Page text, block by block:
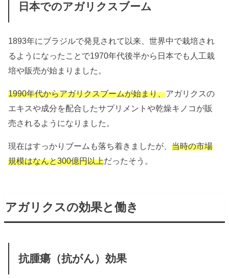
日本でのアガリクスブーム
1893年にブラジルで発見されて以来、世界中で栽培され
るようになったことで1970年代後半から日本でも人工栽
培や販売が始まりました。
1990年代からアガリクスブームが始まり、アガリクスの
エキスや成分を配合したサプリメントや乾燥キノコが販
売されるようになりました。
現在はすっかりブームも落ち着きましたが、当時の市場
規模はなんと300億円以上だったそう。
アガリクスの効果と働き
抗腫瘍（抗がん）効果